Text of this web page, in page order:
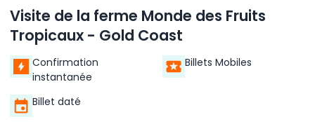
Visite de la ferme Monde des Fruits
Tropicaux - Gold Coast
Confirmation
instantanée
Billets Mobiles
Billet daté